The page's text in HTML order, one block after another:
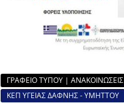
ΓΡΑΦΕΙΟ ΤΥΠΟΥ | ΑΝΑΚΟΙΝΩΣΕΙΣ
ΚΕΠ ΥΓΕΙΑΣ ΔΑΦΝΗΣ - ΥΜΗΤΤΟΥ